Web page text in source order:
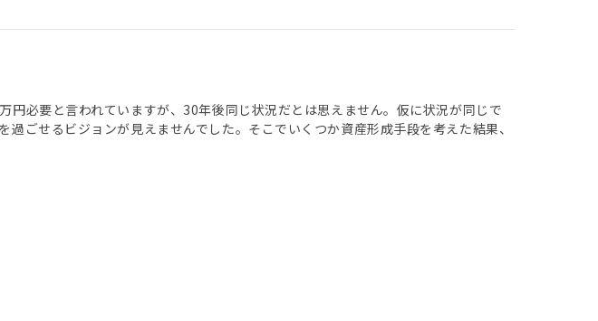
円必要と言われていますが、30年後同じ状況だとは思えません。仮に状況が同じで
ごせるビジョンが見えませんでした。そこでいくつか資産形成手段を考えた結果、